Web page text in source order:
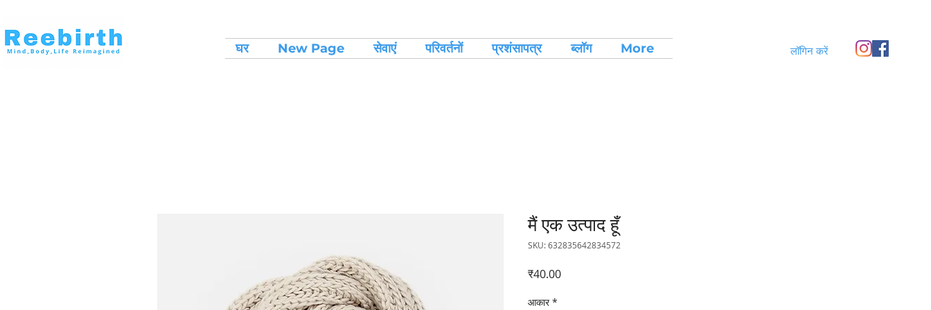
घर New Page सेवाएं परिवर्तनों प्रशंसापत्र ब्लॉग More लॉगिन करें
मैं एक उत्पाद हूँ
SKU: 632835642834572
₹40.00मूल्य
आकार *